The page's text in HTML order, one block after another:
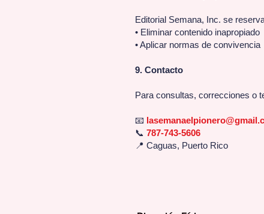
Editorial Semana, Inc. se
• Eliminar contenido inapropiado
• Aplicar normas de convivencia
9. Contacto
Para consultas, correcciones o
📧
📞 787-743-5606
📍 Caguas, Puerto Rico